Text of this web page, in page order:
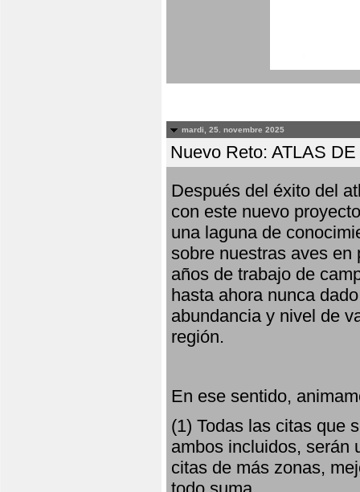
mardi, 25. novembre 2025
Nuevo Reto: ATLAS
Después del éxito del
con este nuevo
una laguna de
sobre nuestras aves en
años de trabajo de
hasta ahora nunca
abundancia y nivel de
región.
En ese sentido,
(1) Todas las citas que
ambos incluidos, serán
citas de más zonas,
todo suma.